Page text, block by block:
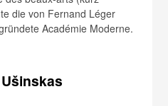
die von Fernand Léger
Académie Moderne.